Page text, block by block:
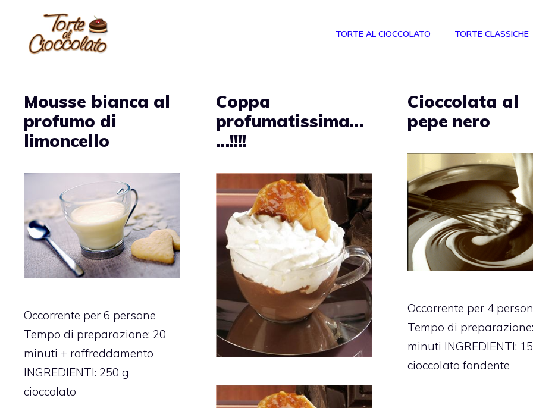
contenuto
TORTE AL CIOCCOLATO TORTE CLASSICHE
Mousse bianca al
profumo di
limoncello
Occorrente per 6 persone
Tempo di preparazione: 20
minuti + raffreddamento
INGREDIENTI: 250 g
cioccolato
Coppa
profumatissima…
…!!!!
Cioccolata al
pepe nero
Occorrente per 4
Tempo di
minuti INGREDIENTI:
cioccolato fondente